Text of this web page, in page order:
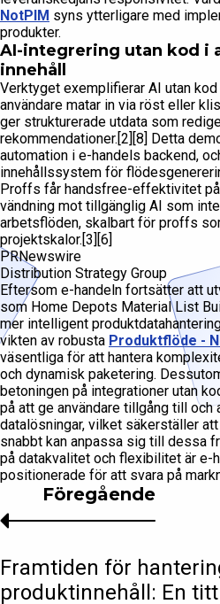
NotPIM syns ytterligare med
produkter.
AI-integrering utan kod i
innehåll
Verktyget exemplifierar AI utan
användare matar in via röst eller
ger strukturerade utdata som
rekommendationer.[2][8] Detta
automation i e-handels backend,
innehållssystem för
Proffs får handsfree-effektivitet
vändning mot tillgänglig AI som
arbetsflöden, skalbart för proffs
projektskalor.[3][6]
PRNewswire
Distribution Strategy Group
Eftersom e-handeln fortsätter att
som Home Depots Material List
mer intelligent
vikten av robusta Produktflöde -
väsentliga för att hantera
och dynamisk paketering.
betoningen på integrationer utan
på att ge användare tillgång till och
datalösningar, vilket säkerställer
snabbt kan anpassa sig till dessa
på datakvalitet och flexibilitet är e-
positionerade för att svara på
Föregående
Framtiden för
produktinnehåll: En